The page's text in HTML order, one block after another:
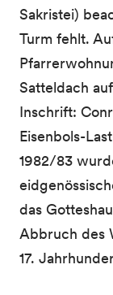
Sakristei)
Turm fehlt.
Satteldach
Inschrift:
Eisenbols-
1982/83
das
Abbruch des
17.